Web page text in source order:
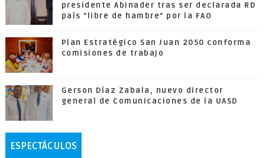
presidente Abinader tras ser declarada RD
país "libre de hambre" por la FAO
Plan Estratégico San Juan 2050 conforma
comisiones de trabajo
Gerson Díaz Zabala, nuevo director
general de Comunicaciones de la UASD
ESPECTÁCULOS